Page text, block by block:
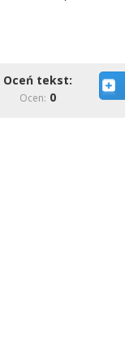
Oceń tekst:
Ocen: 0